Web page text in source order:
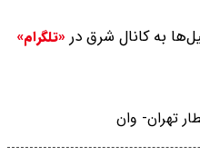
به کانال شرق در «تلگرام»
تهران- وان